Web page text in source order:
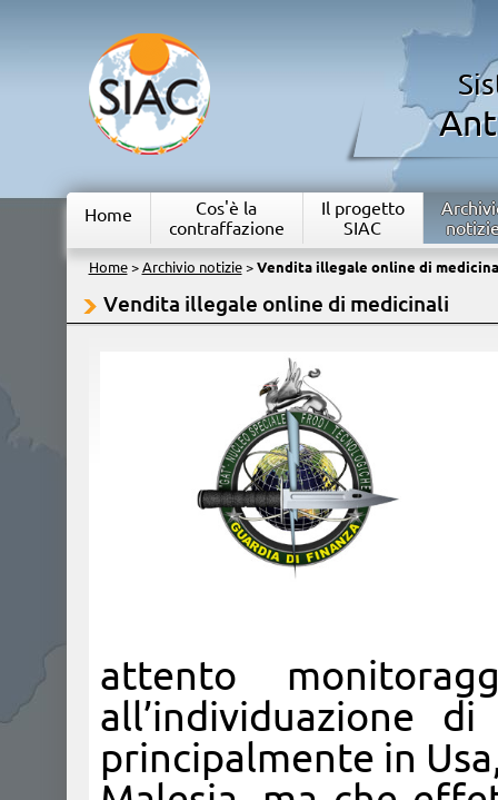
Home
Cos'è la
contraffazione
Il progetto
SIAC
Home> Archivio notizie> Vendita illegale online di
Vendita illegale online di medicinali
attento
all’individuazione
principalmente in